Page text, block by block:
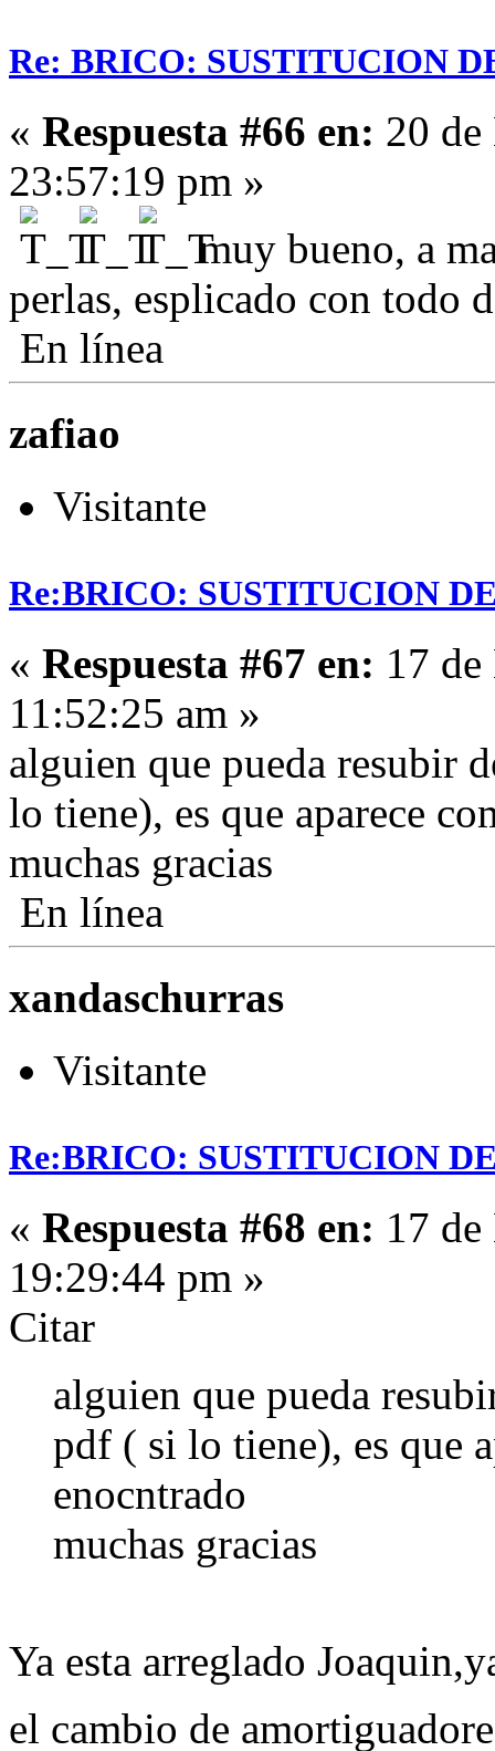
Re: BRICO: SUSTITUCION
« Respuesta #66 en: 20
23:57:19 pm »
muy bueno, a
perlas, esplicado con todo
En línea
zafiao
Visitante
Re:BRICO: SUSTITUCION
« Respuesta #67 en: 17
11:52:25 am »
alguien que pueda resubir
lo tiene), es que aparece
muchas gracias
En línea
xandaschurras
Visitante
Re:BRICO: SUSTITUCION
« Respuesta #68 en: 17
19:29:44 pm »
Citar
alguien que pueda
pdf ( si lo tiene), es que
enocntrado
muchas gracias
Ya esta arreglado
el cambio de